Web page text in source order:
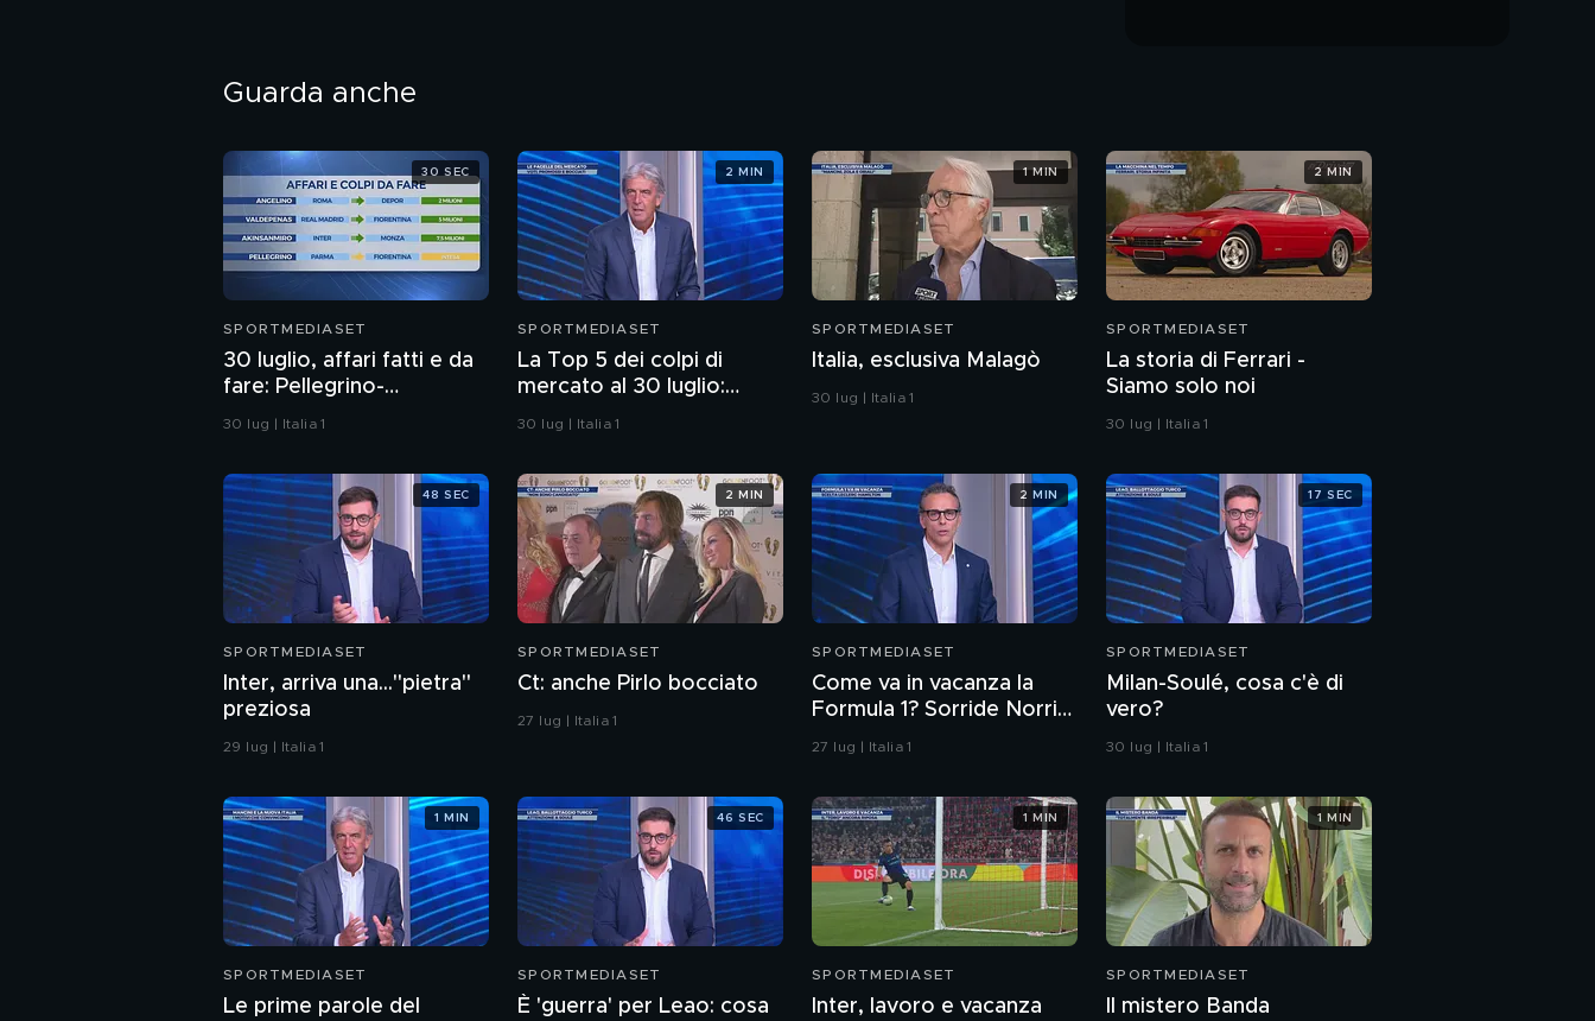
del Napoli"
Inter, è il grande
giorno: "Parma" fa rima
con "scudetto"
Guarda anche
SPORTMEDIASET
30 luglio, affari fatti e da
fare: Pellegrino-
Fiorentina, intesa
30 lug | Italia 1
30 SEC
SPORTMEDIASET
La Top 5 dei colpi di
mercato al 30 luglio:
Ramos o Alajbegovic al 1°
30 lug | Italia 1
2 MIN
SPORTMEDIASET
Italia, esclusiva Malagò
30 lug | Italia 1
1 MIN
SPORTMEDIASET
La storia di Ferrari -
Siamo solo noi
30 lug | Italia 1
2 MIN
SPORTMEDIASET
Inter, arriva una..."pietra"
preziosa
29 lug | Italia 1
48 SEC
SPORTMEDIASET
Ct: anche Pirlo bocciato
27 lug | Italia 1
2 MIN
SPORTMEDIASET
Come va in vacanza la
Formula 1? Sorride Norris,
la Ferrari non vuol fare
27 lug | Italia 1
2 MIN
SPORTMEDIASET
Milan-Soulé, cosa c'è di
vero?
30 lug | Italia 1
17 SEC
SPORTMEDIASET
Le prime parole del
1 MIN
SPORTMEDIASET
È 'guerra' per Leao: cosa
46 SEC
SPORTMEDIASET
Inter, lavoro e vacanza
1 MIN
SPORTMEDIASET
Il mistero Banda
1 MIN